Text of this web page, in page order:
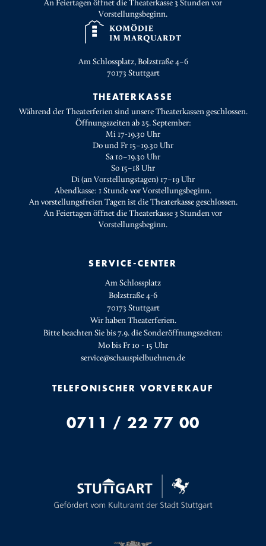
An Feiertagen öffnet die Theaterkasse 3 Stunden vor
Vorstellungsbeginn.
Am Schlossplatz, Bolzstraße 4–6
70173 Stuttgart
THEATERKASSE
Während der Theaterferien sind unsere Theaterkassen geschlossen.
Öffnungszeiten ab 25. September:
Mi 17-19.30 Uhr
Do und Fr 15–19.30 Uhr
Sa 10–19.30 Uhr
So 15–18 Uhr
Di (an Vorstellungstagen) 17–19 Uhr
Abendkasse: 1 Stunde vor Vorstellungsbeginn.
An vorstellungsfreien Tagen ist die Theaterkasse geschlossen.
An Feiertagen öffnet die Theaterkasse 3 Stunden vor
Vorstellungsbeginn.
SERVICE-CENTER
Am Schlossplatz
Bolzstraße 4-6
70173 Stuttgart
Wir haben Theaterferien.
Bitte beachten Sie bis 7.9. die Sonderöffnungszeiten:
Mo bis Fr 10 - 15 Uhr
service@schauspielbuehnen.de
TELEFONISCHER VORVERKAUF
0711 / 22 77 00